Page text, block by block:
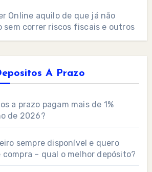
Online aquilo de que já não
sem correr riscos fiscais e outros
A Prazo
a prazo pagam mais de 1%
de 2026?
sempre disponível e quero
– qual o melhor depósito?